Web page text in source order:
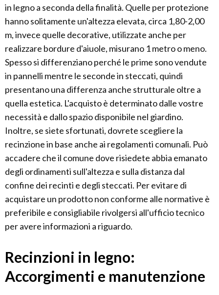
in legno a seconda della finalità. Quelle per protezione
hanno solitamente un'altezza elevata, circa 1,80-2,00
m, invece quelle decorative, utilizzate anche per
realizzare bordure d'aiuole, misurano 1 metro o meno.
Spesso si differenziano perché le prime sono vendute
in pannelli mentre le seconde in steccati, quindi
presentano una differenza anche strutturale oltre a
quella estetica. L'acquisto è determinato dalle vostre
necessità e dallo spazio disponibile nel giardino.
Inoltre, se siete sfortunati, dovrete scegliere la
recinzione in base anche ai regolamenti comunali. Può
accadere che il comune dove risiedete abbia emanato
degli ordinamenti sull'altezza e sulla distanza dal
confine dei recinti e degli steccati. Per evitare di
acquistare un prodotto non conforme alle normative è
preferibile e consigliabile rivolgersi all'ufficio tecnico
per avere informazioni a riguardo.
Recinzioni in legno:
Accorgimenti e manutenzione